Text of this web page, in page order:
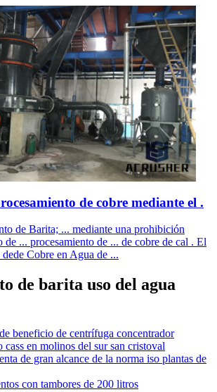
de cobre mediante el .
de Barita; ... mediante una prohibición
de ... procesamiento de ... de cobre de cal . El
Cobre en Agua de ...
de barita uso del agua
beneficio de centrífuga concentrador
cass en molinos del sur san cristoval
de gran alcance de la norma iso plantas de
con tambores de 200 litros